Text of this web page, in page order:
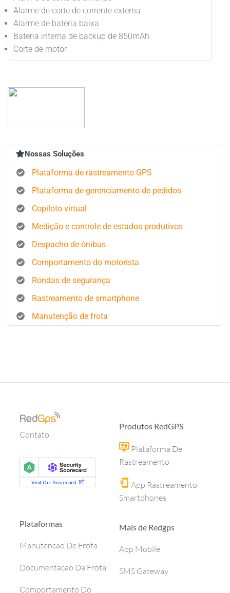
Alarme de corte de corrente externa
Alarme de bateria baixa
Bateria interna de backup de 850mAh
Corte de motor
Nossas Soluções
Plataforma de rastreamento GPS
Plataforma de gerenciamento de pedidos
Copiloto virtual
Medição e controle de estados produtivos
Despacho de ônibus
Comportamento do motorista
Rondas de segurança
Rastreamento de smartphone
Manutenção de frota
Contato
Plataformas
Manutencao De Frota
Documentacao Da Frota
Comportamento Do
Produtos RedGPS
Plataforma De
Rastreamento
App Rastreamento
Smartphones
Mais de Redgps
App Mobile
SMS Gateway